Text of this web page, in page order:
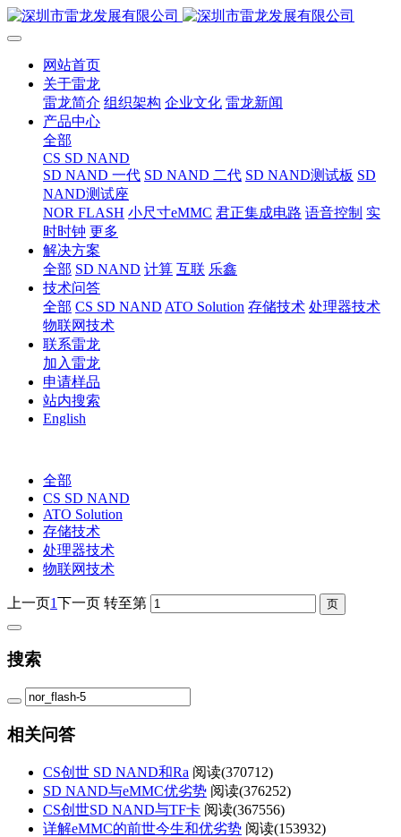
网站首页
关于雷龙
雷龙简介 组织架构 企业文化 雷龙新闻
产品中心
全部
CS SD NAND
SD NAND 一代 SD NAND 二代 SD NAND测试板 SD
NAND测试座
NOR FLASH 小尺寸eMMC 君正集成电路 语音控制 实
时时钟 更多
解决方案
全部 SD NAND 计算 互联 乐鑫
技术问答
全部 CS SD NAND ATO Solution 存储技术 处理器技术
物联网技术
联系雷龙
加入雷龙
申请样品
站内搜索
English
全部
CS SD NAND
ATO Solution
存储技术
处理器技术
物联网技术
上一页1下一页 转至第
搜索
相关问答
CS创世 SD NAND和Ra 阅读(370712)
SD NAND与eMMC优劣势 阅读(376252)
CS创世SD NAND与TF卡 阅读(367556)
详解eMMC的前世今生和优劣势 阅读(153932)